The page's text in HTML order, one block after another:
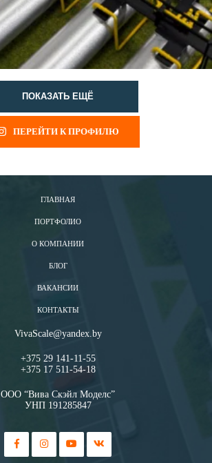
ПОКАЗАТЬ ЕЩЁ
ПЕРЕЙТИ К ПРОФИЛЮ
ГЛАВНАЯ
ПОРТФОЛИО
О КОМПАНИИ
БЛОГ
ВАКАНСИИ
КОНТАКТЫ
VivaScale@yandex.by
+375 29 141-11-55
+375 17 511-54-18
ООО “Вива Скэйл Моделс”
УНП 191285847